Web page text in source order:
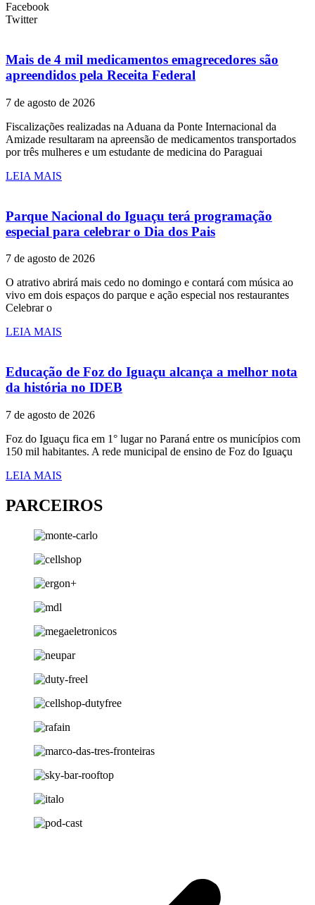
Facebook
Twitter
Mais de 4 mil medicamentos emagrecedores são
apreendidos pela Receita Federal
7 de agosto de 2026
Fiscalizações realizadas na Aduana da Ponte Internacional da
Amizade resultaram na apreensão de medicamentos transportados
por três mulheres e um estudante de medicina do Paraguai
LEIA MAIS
Parque Nacional do Iguaçu terá programação
especial para celebrar o Dia dos Pais
7 de agosto de 2026
O atrativo abrirá mais cedo no domingo e contará com música ao
vivo em dois espaços do parque e ação especial nos restaurantes
Celebrar o
LEIA MAIS
Educação de Foz do Iguaçu alcança a melhor nota
da história no IDEB
7 de agosto de 2026
Foz do Iguaçu fica em 1° lugar no Paraná entre os municípios com
150 mil habitantes. A rede municipal de ensino de Foz do Iguaçu
LEIA MAIS
PARCEIROS